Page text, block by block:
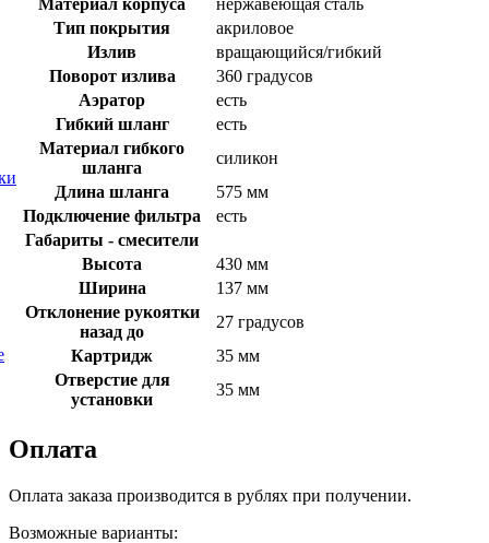
Тип покрытия
акриловое
Излив
вращающийся/гибкий
Поворот излива
360 градусов
Аэратор
есть
Гибкий шланг
есть
Материал гибкого
шланга
силикон
Длина шланга
575 мм
Подключение фильтра
есть
Габариты - смесители
Высота
430 мм
Ширина
137 мм
Отклонение рукоятки
назад до
27 градусов
Картридж
35 мм
Отверстие для
установки
35 мм
Оплата
Оплата заказа производится в рублях при получении.
Возможные варианты: